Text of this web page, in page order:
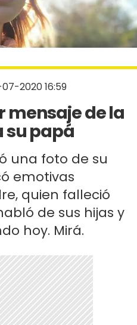
2020 16:59
mensaje de la
su papá
una foto de su
emotivas
quien falleció
de sus hijas y
hoy. Mirá.